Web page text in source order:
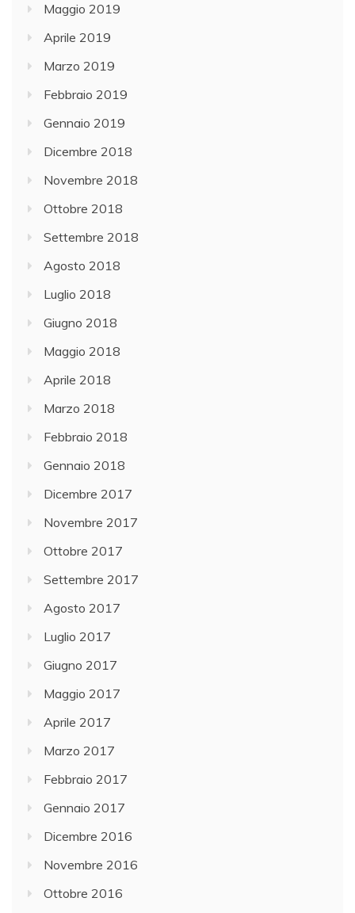
Maggio 2019
Aprile 2019
Marzo 2019
Febbraio 2019
Gennaio 2019
Dicembre 2018
Novembre 2018
Ottobre 2018
Settembre 2018
Agosto 2018
Luglio 2018
Giugno 2018
Maggio 2018
Aprile 2018
Marzo 2018
Febbraio 2018
Gennaio 2018
Dicembre 2017
Novembre 2017
Ottobre 2017
Settembre 2017
Agosto 2017
Luglio 2017
Giugno 2017
Maggio 2017
Aprile 2017
Marzo 2017
Febbraio 2017
Gennaio 2017
Dicembre 2016
Novembre 2016
Ottobre 2016